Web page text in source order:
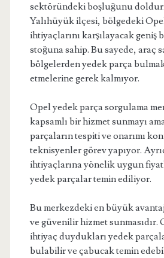
sektöründeki boşluğunu
Yalıhüyük ilçesi, bölgedeki
ihtiyaçlarını karşılayacak geniş
stoğuna sahip. Bu sayede, araç
bölgelerden yedek parça
etmelerine gerek kalmıyor.
Opel yedek parça sorgulama
kapsamlı bir hizmet sunmayı
parçaların tespiti ve onarımı
teknisyenler görev yapıyor.
ihtiyaçlarına yönelik uygun
yedek parçalar temin ediliyor.
Bu merkezdeki en büyük
ve güvenilir hizmet sunmasıdır.
ihtiyaç duydukları yedek
bulabilir ve çabucak temin